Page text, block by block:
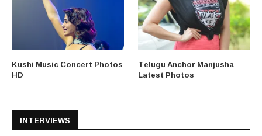
Kushi Music Concert Photos
HD
Telugu Anchor Manjusha
Latest Photos
INTERVIEWS